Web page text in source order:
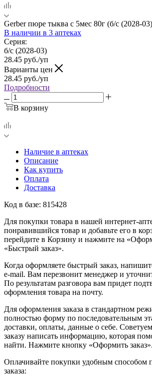
Gerber пюре тыква с 5мес 80г (б/с (2028-
В наличии в 3 аптеках
Серия:
б/с (2028-03)
28.45 руб./уп
Варианты цен
28.45 руб./уп
Подробности
В корзину
Наличие в аптеках
Описание
Как купить
Оплата
Доставка
Код в базе: 815428
Для покупки товара в нашей интернет-
понравившийся товар и добавьте его в
перейдите в Корзину и нажмите на
«Быстрый заказ».
Когда оформляете быстрый заказ,
e-mail. Вам перезвонит менеджер и
По результатам разговора вам придет
оформления товара на почту.
Для оформления заказа в стандартном
полностью форму по последовательным
доставки, оплаты, данные о себе.
заказу написать информацию, которая
найти. Нажмите кнопку «Оформить заказ».
Оплачивайте покупки удобным способом
заказа: